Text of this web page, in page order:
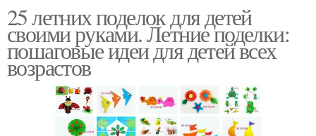
25 летних поделок для детей
своими руками. Летние поделки:
пошаговые идеи для детей всех
возрастов